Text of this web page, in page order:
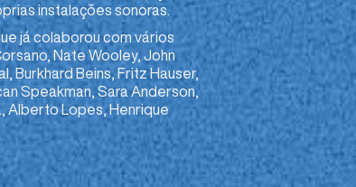
instalações sonoras.
já colaborou com vários
Nate Wooley, John
Burkhard Beins, Fritz Hauser,
Speakman, Sara Anderson,
Alberto Lopes, Henrique